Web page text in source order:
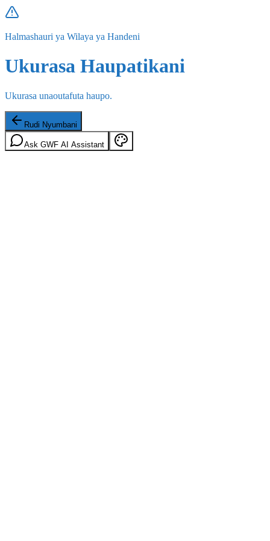
Halmashauri ya Wilaya ya Handeni
Ukurasa Haupatikani
Ukurasa unaoutafuta haupo.
Rudi Nyumbani
Ask GWF AI Assistant